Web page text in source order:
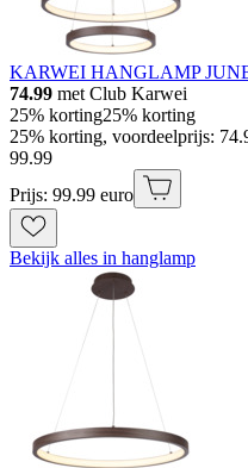
KARWEI HANGLAMP
74.99 met Club Karwei
25% korting25% korting
25% korting, voordeelprijs:
99.99
Prijs: 99.99 euro
Bekijk alles in hanglamp